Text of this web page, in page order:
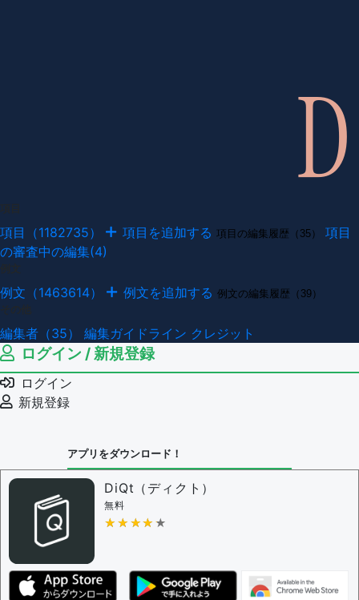
項目（1182735） 項目を追加する 項目の編集履歴（35）
項目
の審査中の編集(4)
例文（1463614） 例文を追加する 例文の編集履歴（39）
編集者（35） 編集ガイドライン クレジット
ログイン / 新規登録
ログイン
新規登録
アプリをダウンロード！
DiQt（ディクト）
無料
★★★★★
★★★★★